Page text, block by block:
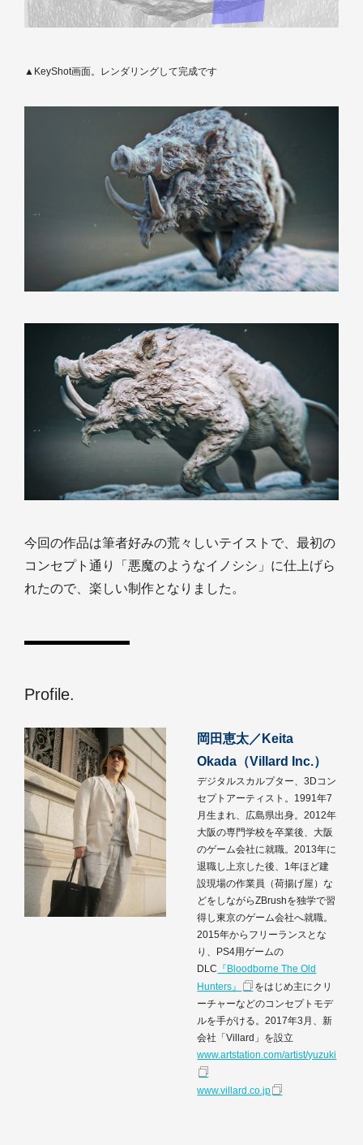
▲KeyShot画面。レンダリングして完成です
今回の作品は筆者好みの荒々しいテイストで、最初の
コンセプト通り「悪魔のようなイノシシ」に仕上げら
れたので、楽しい制作となりました。
Profile.
岡田恵太／Keita
Okada（Villard Inc.）
デジタルスカルプター、3Dコン
セプトアーティスト。1991年7
月生まれ、広島県出身。2012年
大阪の専門学校を卒業後、大阪
のゲーム会社に就職。2013年に
退職し上京した後、1年ほど建
設現場の作業員（荷揚げ屋）な
どをしながらZBrushを独学で習
得し東京のゲーム会社へ就職。
2015年からフリーランスとな
り、PS4用ゲームの
DLC 『Bloodborne The Old
Hunters』
をはじめ主にクリ
ーチャーなどのコンセプトモデ
ルを手がける。2017年3月、新
会社「Villard」を設立
www.artstation.com/artist/yuzuki
www.villard.co.jp